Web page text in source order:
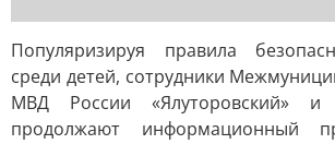
Популяризируя правила
среди детей, сотрудники
МВД России «Ялуторовский» и
продолжают информационный